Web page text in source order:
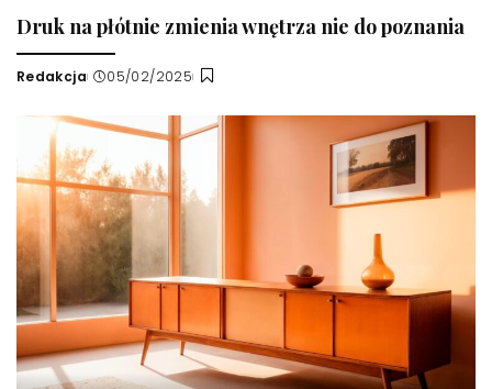
Druk na płótnie zmienia wnętrza nie do poznania
Wysłany
Redakcja 05/02/2025